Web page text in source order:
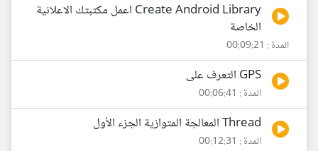
Create Android Library اعمل مكتبتك الاعلانية
الخاصة
المدة : 00:09:21
GPS التعرف على
المدة : 00:06:41
Thread المعالجة المتوازية الجزء الأول
المدة : 00:12:31